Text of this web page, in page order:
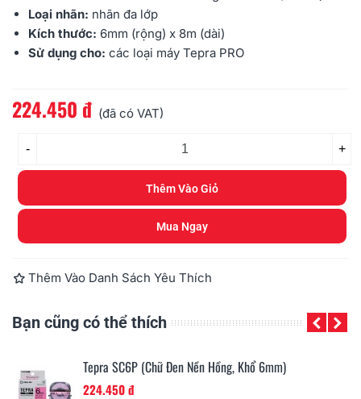
Loại nhãn: nhãn đa lớp
Kích thước: 6mm (rộng) x 8m (dài)
Sử dụng cho: các loại máy Tepra PRO
Đọc thêm
224.450 đ (đã có VAT)
- +
Thêm Vào Giỏ
Mua Ngay
Thêm Vào Danh Sách Yêu Thích
Bạn cũng có thể thích
Tepra SC6G (Chữ Đen Nền Xanh Lá, Khổ 6mm)
224.450 đ